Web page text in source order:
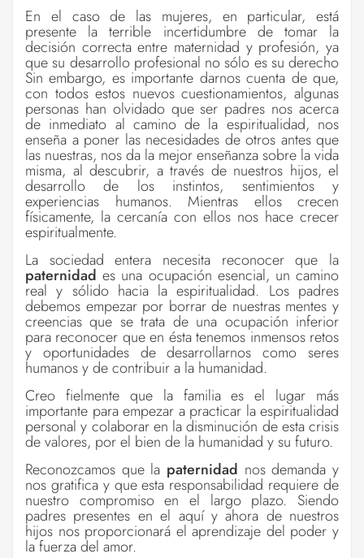
En el caso de las mujeres, en particular, está
presente la terrible incertidumbre de tomar la
decisión correcta entre maternidad y profesión, ya
que su desarrollo profesional no sólo es su derecho
Sin embargo, es importante darnos cuenta de que,
con todos estos nuevos cuestionamientos, algunas
personas han olvidado que ser padres nos acerca
de inmediato al camino de la espiritualidad, nos
enseña a poner las necesidades de otros antes que
las nuestras, nos da la mejor enseñanza sobre la vida
misma, al descubrir, a través de nuestros hijos, el
desarrollo de los instintos, sentimientos y
experiencias humanos. Mientras ellos crecen
físicamente, la cercanía con ellos nos hace crecer
espiritualmente.
La sociedad entera necesita reconocer que la
paternidad es una ocupación esencial, un camino
real y sólido hacia la espiritualidad. Los padres
debemos empezar por borrar de nuestras mentes y
creencias que se trata de una ocupación inferior
para reconocer que en ésta tenemos inmensos retos
y oportunidades de desarrollarnos como seres
humanos y de contribuir a la humanidad.
Creo fielmente que la familia es el lugar más
importante para empezar a practicar la espiritualidad
personal y colaborar en la disminución de esta crisis
de valores, por el bien de la humanidad y su futuro.
Reconozcamos que la paternidad nos demanda y
nos gratifica y que esta responsabilidad requiere de
nuestro compromiso en el largo plazo. Siendo
padres presentes en el aquí y ahora de nuestros
hijos nos proporcionará el aprendizaje del poder y
la fuerza del amor.